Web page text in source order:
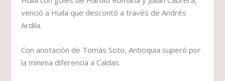
venció a Huila que descontó a través de Andrés
Ardila.
Con anotación de Tomás Soto, Antioquia superó por
la mínima diferencia a Caldas.